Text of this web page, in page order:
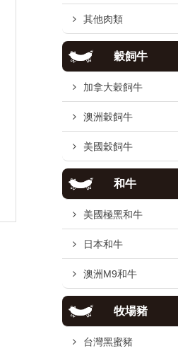
其他肉類
穀飼牛
加拿大穀飼牛
澳洲穀飼牛
美國穀飼牛
和牛
美國極黑和牛
日本和牛
澳洲M9和牛
牧場豬
台灣黑蜜豬